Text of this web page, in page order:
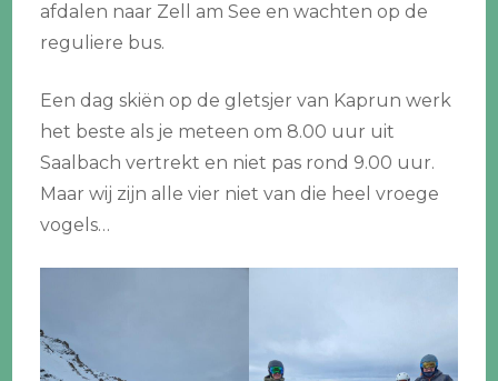
afdalen naar Zell am See en wachten op de
reguliere bus.
Een dag skiën op de gletsjer van Kaprun werk
het beste als je meteen om 8.00 uur uit
Saalbach vertrekt en niet pas rond 9.00 uur.
Maar wij zijn alle vier niet van die heel vroege
vogels…